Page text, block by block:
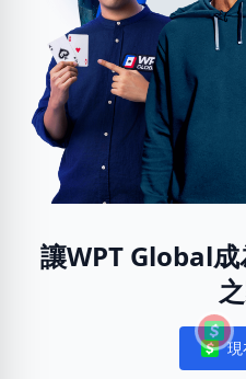
讓WPT Global